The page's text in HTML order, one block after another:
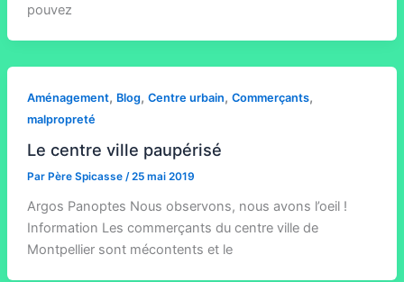
pouvez
Aménagement, Blog, Centre urbain, Commerçants,
malpropreté
Le centre ville paupérisé
Par Père Spicasse /25 mai 2019
Argos Panoptes Nous observons, nous avons l’oeil !
Information Les commerçants du centre ville de
Montpellier sont mécontents et le